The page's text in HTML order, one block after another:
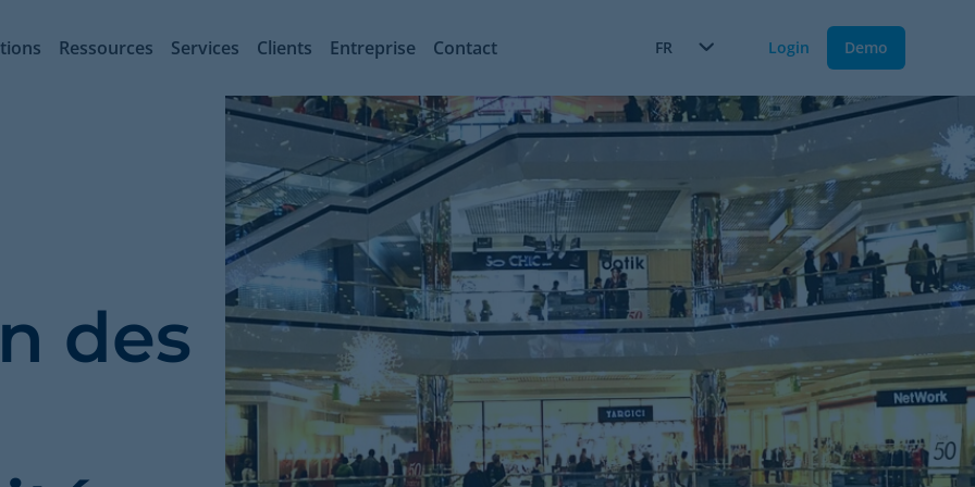
Ressources Services Clients Entreprise Contact FR Login Demo
des